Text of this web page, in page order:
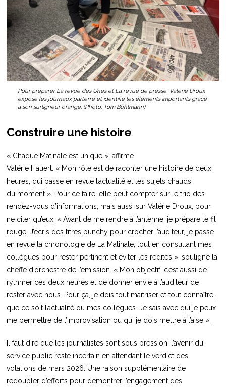
Pour préparer La revue des Unes et La revue de presse, Valérie Droux
expose les journaux parterre et identifie les éléments importants grâce
à son surligneur orange. (Photo: Tom Bühlmann)
Construire une histoire
« Chaque Matinale est unique », affirme
Valérie Hauert. « Mon rôle est de raconter une histoire de deux
heures, qui passe en revue l’actualité et les sujets chauds
du moment ». Pour ce faire, elle peut compter sur le trio des
rendez-vous d’informations, mais aussi sur Valérie Droux, pour
ne citer qu’eux. « Avant de me rendre à l’antenne, je prépare le fil
rouge. J’écris des titres punchy pour crocher l’auditeur, je passe
en revue la chronologie de La Matinale, tout en consultant mes
collègues pour rester pertinent et éviter les redites », souligne la
cheffe d’orchestre de l’émission. « Mon objectif, c’est aussi de
rythmer ces deux heures et de donner envie à l’auditeur de
rester avec nous. Pour ça, je dois tout maîtriser et tout connaître,
que ce soit l’actualité ou mes collègues. Je sais avec qui je peux
me permettre de l’improvisation ou qui je dois mettre à l’aise ».
Il faut dire que les journalistes sont sous pression: l’avenir du
service public reste incertain en attendant le verdict des
votations de mars 2026. Une raison supplémentaire de
redoubler d’efforts pour démontrer l’engagement des